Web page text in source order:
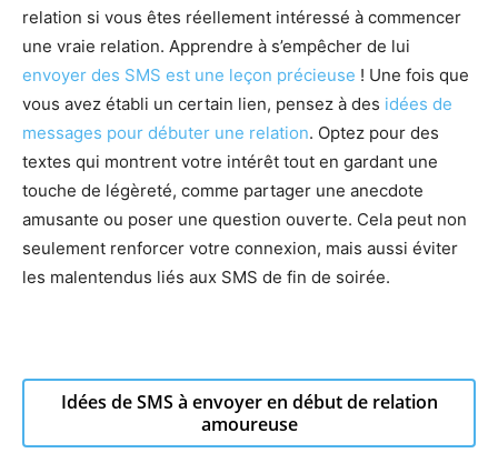
relation si vous êtes réellement intéressé à commencer
une vraie relation. Apprendre à s’empêcher de lui
envoyer des SMS est une leçon précieuse ! Une fois que
vous avez établi un certain lien, pensez à des idées de
messages pour débuter une relation. Optez pour des
textes qui montrent votre intérêt tout en gardant une
touche de légèreté, comme partager une anecdote
amusante ou poser une question ouverte. Cela peut non
seulement renforcer votre connexion, mais aussi éviter
les malentendus liés aux SMS de fin de soirée.
Idées de SMS à envoyer en début de relation
amoureuse